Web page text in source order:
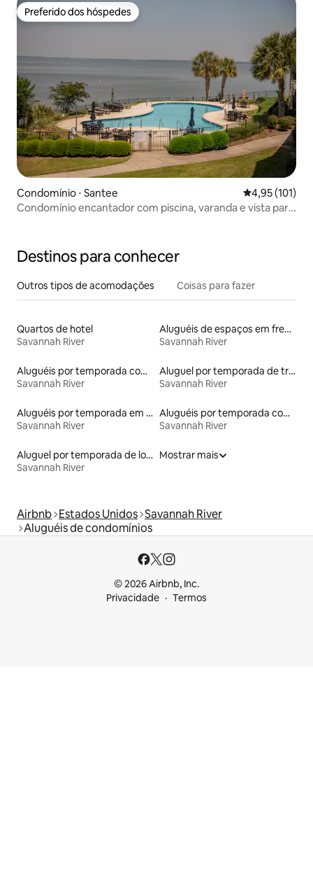
Preferido dos hóspedes
Preferido dos hóspedes
Condomínio ⋅ Santee 4,95 de uma
4,95 (101)
Condomínio encantador com piscina, varanda e vista para
Destinos para conhecer
Outros tipos de acomodações Coisas para fazer
Quartos de hotel
Savannah River
Aluguéis de espaços em frente à praia
Savannah River
Aluguéis por temporada com acesso ao lago
Savannah River
Aluguel por temporada de trailers
Savannah River
Aluguéis por temporada em hotéis-fazenda
Savannah River
Aluguéis por temporada com cama de altura acessível
Savannah River
Aluguel por temporada de lofts
Savannah River
Mostrar mais
Airbnb Estados Unidos Savannah River
Aluguéis de condomínios
© 2026 Airbnb, Inc.
Privacidade
Termos